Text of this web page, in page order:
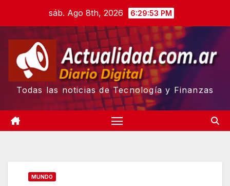
content
sáb. Ago 8th, 2026 6:29:53 PM
Todas las noticias de Tecnología y Finanzas
MUNDO